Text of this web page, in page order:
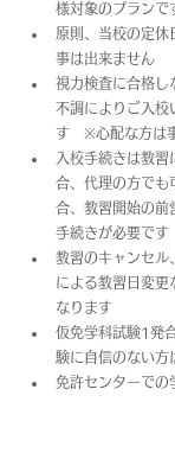
様対象のプランで
原則、当校の定休
事は出来ません
視力検査に合格し
不調によりご入校
す　※心配な方は
入校手続きは教習
合、代理の方で
合、教習開始の前
手続きが必要です
教習のキャンセル
による教習日変更
なります
仮免学科試験1発
験に自信のない方
免許センターでの